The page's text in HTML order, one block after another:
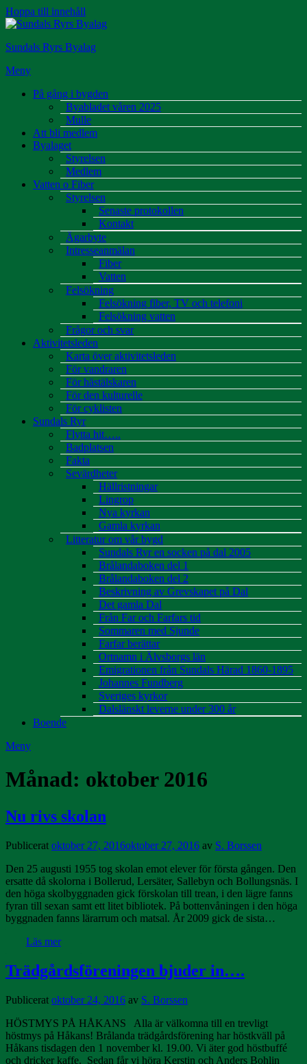
Hoppa till innehåll
Sundals Ryrs Byalag
Meny
På gång i bygden
Byabladet våren 2025
Mulle
Att bli medlem
Byalaget
Styrelsen
Medlem
Vatten o Fiber
Styrelsen
Senaste protokollen
Kontakt
Ägarbyte
Intresseanmälan
Fiber
Vatten
Felsökning
Felsökning fiber, TV och telefoni
Felsökning vatten
Frågor och svar
Aktivitetsleden
Karta över aktivitetsleden
För vandraren
För hästälskaren
För den kulturelle
För cyklisten
Sundals Ryr
Flytta hit…..
Badplatsen
Fakta
Sevärdheter
Hällristningar
Lingrop
Nya kyrkan
Gamla kyrkan
Litteratur om vår bygd
Sundals Ryr en socken på dal 2005
Brålandaboken del 1
Brålandaboken del 2
Beskrivning av Grevskapet på Dal
Det gamla Dal
Från Far och Farfars tid
Sommaren med Sjunde
Farfar berättar
Ortnamn i Älvsborgs län
Emigrationen från Sundals Härad 1860-1895
Johannes Fundberg
Sveriges kyrkor
Dalslänskt leverne under 300 år
Boende
Meny
Månad: oktober 2016
Nu rivs skolan
Publicerat oktober 27, 2016oktober 27, 2016 av S. Borssen
Den 25 augusti 1955 tog skolan emot elever för första gången. Den
ersatte då skolorna i Bollerud, Lersäter, Sallebyn och Bollungsnäs. I
den höga skolbyggnaden gick förskolan till trean, i den lägre fanns
fyran till sexan samt ett litet bibliotek. På bottenvåningen i den höga
byggnaden fanns lärarrum och matsal. År 2009 gick de sista…
Läs mer
Trädgårdsföreningen bjuder in….
Publicerat oktober 24, 2016 av S. Borssen
HÖSTMYS PÅ HÅKANS Alla är välkomna till en trevligt
höstmys på Håkans! Brålanda trädgårdsförening har höstkväll på
Håkans tisdagen den 1 november kl. 19.00. Vi äter god höstbuffé
och dricker kaffe. Sedan får vi höra Kerstin och Anders Bohlin